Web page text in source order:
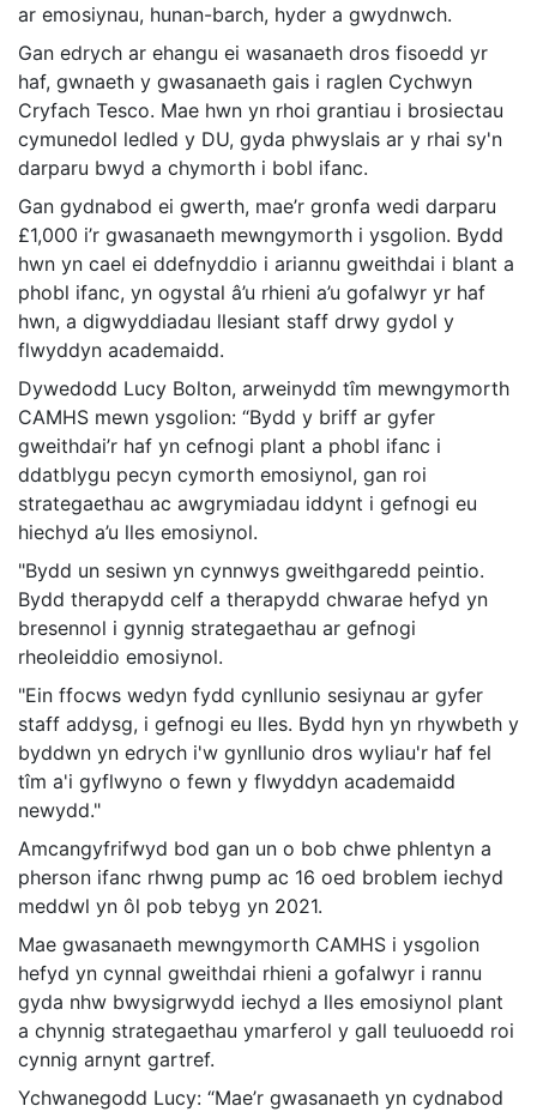
ar emosiynau, hunan-barch, hyder a gwydnwch.
Gan edrych ar ehangu ei wasanaeth dros fisoedd yr
haf, gwnaeth y gwasanaeth gais i raglen Cychwyn
Cryfach Tesco. Mae hwn yn rhoi grantiau i brosiectau
cymunedol ledled y DU, gyda phwyslais ar y rhai sy'n
darparu bwyd a chymorth i bobl ifanc.
Gan gydnabod ei gwerth, mae’r gronfa wedi darparu
£1,000 i’r gwasanaeth mewngymorth i ysgolion. Bydd
hwn yn cael ei ddefnyddio i ariannu gweithdai i blant a
phobl ifanc, yn ogystal â’u rhieni a’u gofalwyr yr haf
hwn, a digwyddiadau llesiant staff drwy gydol y
flwyddyn academaidd.
Dywedodd Lucy Bolton, arweinydd tîm mewngymorth
CAMHS mewn ysgolion: “Bydd y briff ar gyfer
gweithdai’r haf yn cefnogi plant a phobl ifanc i
ddatblygu pecyn cymorth emosiynol, gan roi
strategaethau ac awgrymiadau iddynt i gefnogi eu
hiechyd a’u lles emosiynol.
"Bydd un sesiwn yn cynnwys gweithgaredd peintio.
Bydd therapydd celf a therapydd chwarae hefyd yn
bresennol i gynnig strategaethau ar gefnogi
rheoleiddio emosiynol.
"Ein ffocws wedyn fydd cynllunio sesiynau ar gyfer
staff addysg, i gefnogi eu lles. Bydd hyn yn rhywbeth y
byddwn yn edrych i'w gynllunio dros wyliau'r haf fel
tîm a'i gyflwyno o fewn y flwyddyn academaidd
newydd."
Amcangyfrifwyd bod gan un o bob chwe phlentyn a
pherson ifanc rhwng pump ac 16 oed broblem iechyd
meddwl yn ôl pob tebyg yn 2021.
Mae gwasanaeth mewngymorth CAMHS i ysgolion
hefyd yn cynnal gweithdai rhieni a gofalwyr i rannu
gyda nhw bwysigrwydd iechyd a lles emosiynol plant
a chynnig strategaethau ymarferol y gall teuluoedd roi
cynnig arnynt gartref.
Ychwanegodd Lucy: “Mae’r gwasanaeth yn cydnabod